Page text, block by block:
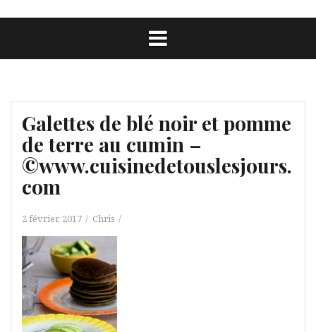
Galettes de blé noir et pomme
de terre au cumin –
©www.cuisinedetouslesjours.
com
2 février, 2017 Chris